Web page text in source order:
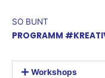
SO BUNT
PROGRAMM
Workshops